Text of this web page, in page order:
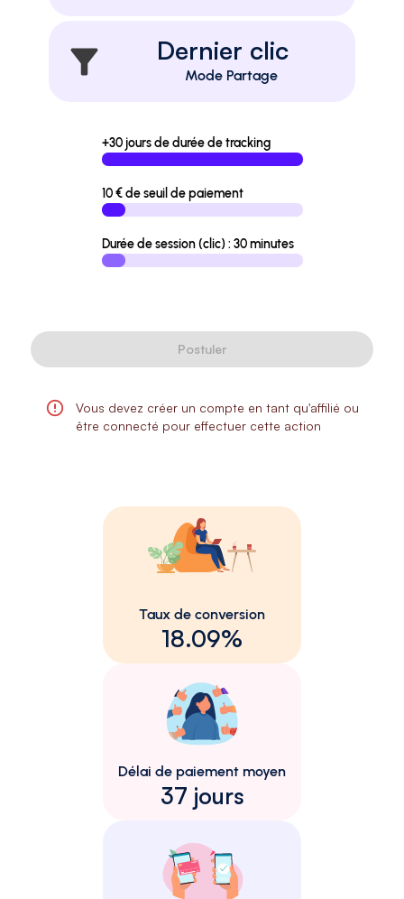
Dernier clic
Mode Partage
+30 jours de durée de tracking
10 € de seuil de paiement
Durée de session (clic) : 30 minutes
Postuler
Vous devez créer un compte en tant qu'affilié ou
être connecté pour effectuer cette action
18.09%
Taux de conversion
37 jours
Délai de paiement moyen